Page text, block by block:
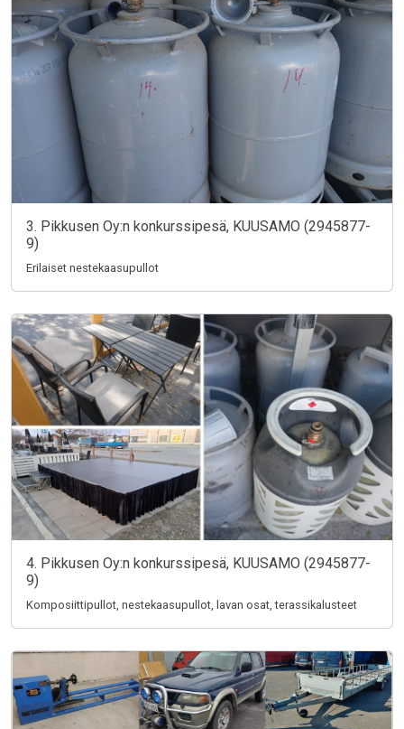
3. Pikkusen Oy:n konkurssipesä, KUUSAMO (2945877-
9)
Erilaiset nestekaasupullot
4. Pikkusen Oy:n konkurssipesä, KUUSAMO (2945877-
9)
Komposiittipullot, nestekaasupullot, lavan osat, terassikalusteet